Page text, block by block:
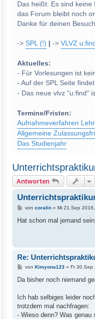
Das heißt: Es sind
das Forum bleibt noch
Danke für deinen
-> SPL (!) -> VLVZ
Aktuelles:
- Für Vorlesungen ist
- Auf der SPL Seite
- Das neue vlvz "u:find"
Termine/Fristen:
Aufnahmeverfahren
Allgemeine
Das Studienjahr
Antworten
B
i
von coralin» Mi 21.Sep
Hat schon mal jemand
Re:
B
i
a
von Kimyona123» Fr 30.Sep
Da bisher noch niemand
Ich hab selbiges leider
trotzdem mal nachfragen:
- Wieso denn? Was